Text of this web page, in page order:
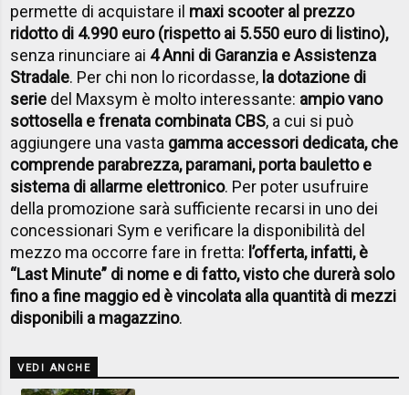
permette di acquistare il maxi scooter al prezzo
ridotto di 4.990 euro (rispetto ai 5.550 euro di listino),
senza rinunciare ai 4 Anni di Garanzia e Assistenza
Stradale. Per chi non lo ricordasse, la dotazione di
serie del Maxsym è molto interessante: ampio vano
sottosella e frenata combinata CBS, a cui si può
aggiungere una vasta gamma accessori dedicata, che
comprende parabrezza, paramani, porta bauletto e
sistema di allarme elettronico. Per poter usufruire
della promozione sarà sufficiente recarsi in uno dei
concessionari Sym e verificare la disponibilità del
mezzo ma occorre fare in fretta: l’offerta, infatti, è
“Last Minute” di nome e di fatto, visto che durerà solo
fino a fine maggio ed è vincolata alla quantità di mezzi
disponibili a magazzino.
VEDI ANCHE